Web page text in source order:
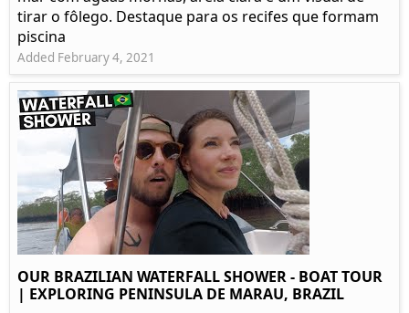
tirar o fôlego. Destaque para os recifes que formam
piscina
Added February 4, 2021
OUR BRAZILIAN WATERFALL SHOWER - BOAT TOUR
| EXPLORING PENINSULA DE MARAU, BRAZIL